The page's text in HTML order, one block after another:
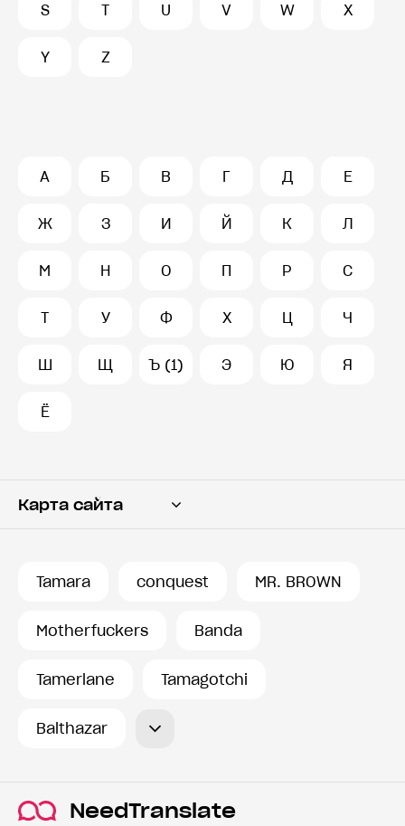
S T U V W X
Y Z
А Б В Г Д Е
Ж З И Й К Л
М Н О П Р С
Т У Ф Х Ц Ч
Ш Щ Ъ (1) Э Ю Я
Ё
Карта сайта
Tamara conquest MR. BROWN
Motherfuckers Banda
Tamerlane Tamagotchi
Balthazar
NeedTranslate